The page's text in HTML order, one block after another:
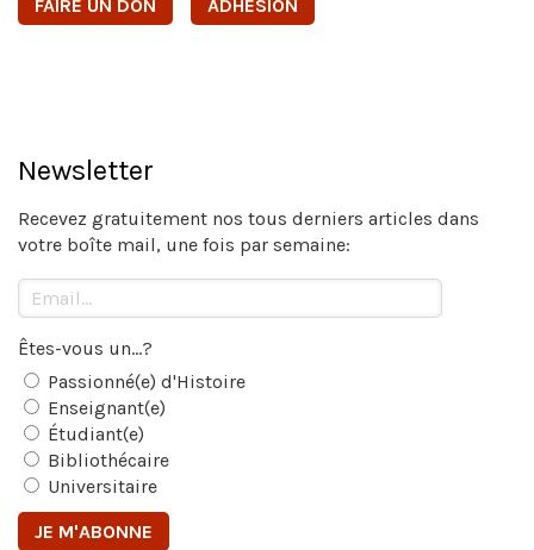
FAIRE UN DON ADHÉSION
Newsletter
Recevez gratuitement nos tous derniers articles dans
votre boîte mail, une fois par semaine:
Êtes-vous un...?
Passionné(e) d'Histoire
Enseignant(e)
Étudiant(e)
Bibliothécaire
Universitaire